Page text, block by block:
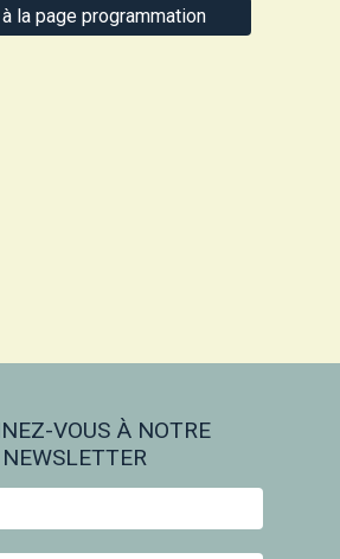
la page programmation
VOUS À NOTRE
NEWSLETTER